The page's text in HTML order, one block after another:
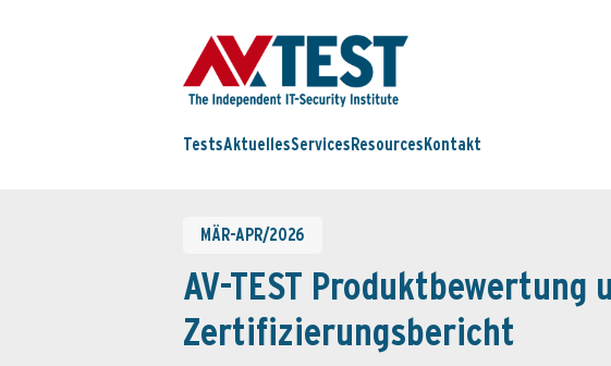
TestsAktuellesServices Resources Kontakt
MÄR-APR/2026
AV-TEST Produktbewertung
Zertifizierungsbericht